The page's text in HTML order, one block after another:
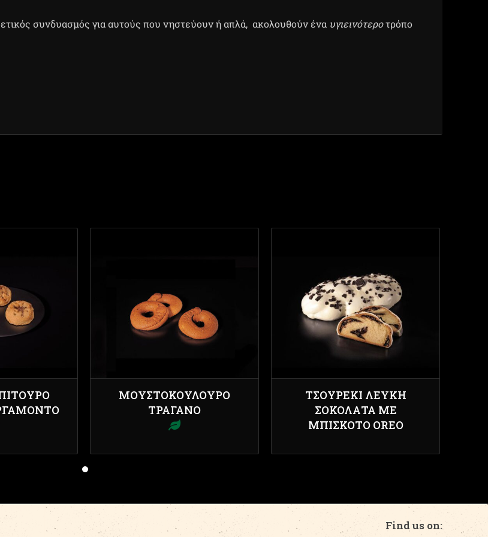
συνδυασμός για αυτούς που νηστεύουν ή απλά, ακολουθούν ένα υγιεινότεροτρόπο
ΜΟΥΣΤΟΚΟΎΛΟΥΡΟ
ΤΡΑΓΑΝΌ
ΤΣΟΥΡΈΚΙ ΛΕΥΚΉ
ΣΟΚΟΛΆΤΑ ΜΕ
ΜΠΙΣΚΌΤΟ OREO
Find us on: